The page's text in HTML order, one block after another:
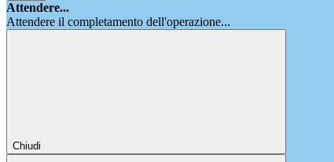
Attendere...
Attendere il completamento dell'operazione...
Chiudi